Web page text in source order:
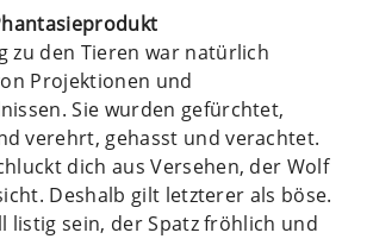
zu den Tieren war natürlich
Projektionen und
Sie wurden gefürchtet,
verehrt, gehasst und verachtet.
dich aus Versehen, der Wolf
Deshalb gilt letzterer als böse.
listig sein, der Spatz fröhlich und